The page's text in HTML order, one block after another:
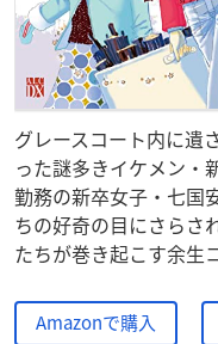
グレースコート内に遺
った謎多きイケメン・
勤務の新卒女子・七国
ちの好奇の目にさらさ
たちが巻き起こす余生
Amazonで購入